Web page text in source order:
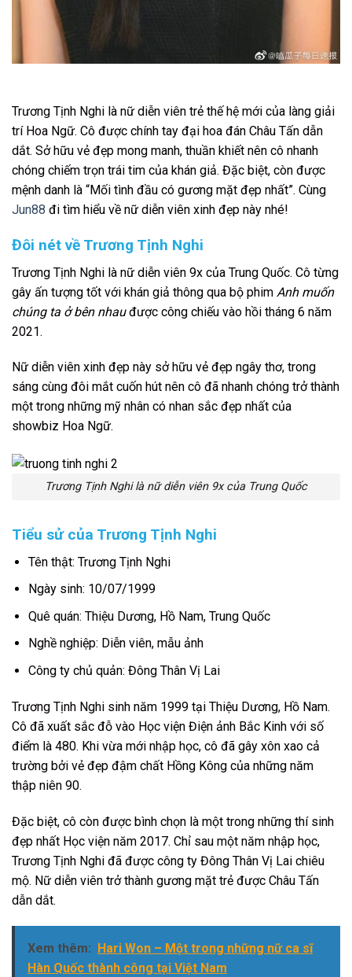
Trương Tịnh Nghi là nữ diễn viên trẻ thế hệ mới của làng giải
trí Hoa Ngữ. Cô được chính tay đại hoa đán Châu Tấn dẫn
dắt. Sở hữu vẻ đẹp mong manh, thuần khiết nên cô nhanh
chóng chiếm trọn trái tim của khán giả. Đặc biệt, còn được
mệnh danh là “Mối tình đầu có gương mặt đẹp nhất”. Cùng
Jun88 đi tìm hiểu về nữ diễn viên xinh đẹp này nhé!
Đôi nét về Trương Tịnh Nghi
Trương Tịnh Nghi là nữ diễn viên 9x của Trung Quốc. Cô từng
gây ấn tượng tốt với khán giả thông qua bộ phim Anh muốn
chúng ta ở bên nhauđược công chiếu vào hồi tháng 6 năm
2021.
Nữ diễn viên xinh đẹp này sở hữu vẻ đẹp ngây thơ, trong
sáng cùng đôi mắt cuốn hút nên cô đã nhanh chóng trở thành
một trong những mỹ nhân có nhan sắc đẹp nhất của
showbiz Hoa Ngữ.
Trương Tịnh Nghi là nữ diễn viên 9x của Trung Quốc
Tiểu sử của Trương Tịnh Nghi
Tên thật: Trương Tịnh Nghi
Ngày sinh: 10/07/1999
Quê quán: Thiệu Dương, Hồ Nam, Trung Quốc
Nghề nghiệp: Diễn viên, mẫu ảnh
Công ty chủ quản: Đông Thân Vị Lai
Trương Tịnh Nghi sinh năm 1999 tại Thiệu Dương, Hồ Nam.
Cô đã xuất sắc đỗ vào Học viện Điện ảnh Bắc Kinh với số
điểm là 480. Khi vừa mới nhập học, cô đã gây xôn xao cả
trường bởi vẻ đẹp đậm chất Hồng Kông của những năm
thập niên 90.
Đặc biệt, cô còn được bình chọn là một trong những thí sinh
đẹp nhất Học viện năm 2017. Chỉ sau một năm nhập học,
Trương Tịnh Nghi đã được công ty Đông Thân Vị Lai chiêu
mộ. Nữ diễn viên trở thành gương mặt trẻ được Châu Tấn
dẫn dắt.
Xem thêm:
Hari Won – Một trong những nữ ca sĩ
Hàn Quốc thành công tại Việt Nam